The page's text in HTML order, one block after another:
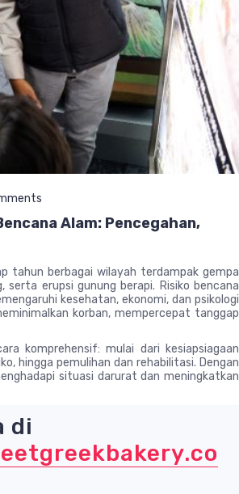
Alam: Pencegahan,
tahun berbagai wilayah terdampak gempa
serta erupsi gunung berapi. Risiko bencana
kesehatan, ekonomi, dan psikologi
korban, mempercepat tanggap
komprehensif: mulai dari kesiapsiagaan
hingga pemulihan dan rehabilitasi. Dengan
situasi darurat dan meningkatkan
di